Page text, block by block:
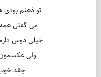
تو ذهنم
می گفتی
خیلی دوس
ولی
چقد